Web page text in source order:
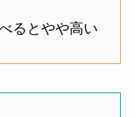
るとやや高い